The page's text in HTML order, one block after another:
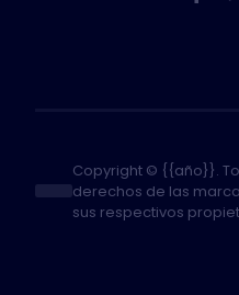
Copyright © {{año}}.
derechos de las
sus respectivos